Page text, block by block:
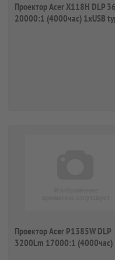
Проектор Acer X118H DLP
20000:1 (4000час) 1xUSB
Проектор Acer P1385W DLP
3200Lm 17000:1 (4000час)